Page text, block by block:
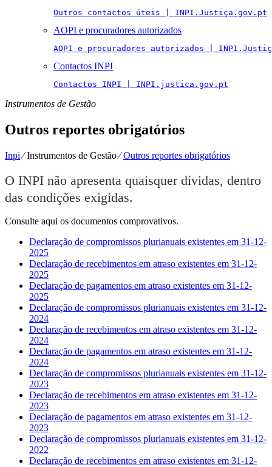
Outros contactos úteis | INPI.Justiça.gov.pt
AOPI e procuradores autorizados
AOPI e procuradores autorizados |
Contactos INPI
Contactos INPI | INPI.justica.gov.pt
Instrumentos de Gestão
Outros reportes obrigatórios
Inpi⁄Instrumentos de Gestão⁄Outros reportes obrigatórios
O INPI não apresenta quaisquer dívidas, dentro
das condições exigidas.
Consulte aqui os documentos comprovativos.
Declaração de compromissos plurianuais existentes em 31-12-
2025
Declaração de recebimentos em atraso existentes em 31-12-
2025
Declaração de pagamentos em atraso existentes em 31-12-
2025
Declaração de compromissos plurianuais existentes em 31-12-
2024
Declaração de recebimentos em atraso existentes em 31-12-
2024
Declaração de pagamentos em atraso existentes em 31-12-
2024
Declaração de compromissos plurianuais existentes em 31-12-
2023
Declaração de recebimentos em atraso existentes em 31-12-
2023
Declaração de pagamentos em atraso existentes em 31-12-
2023
Declaração de compromissos plurianuais existentes em 31-12-
2022
Declaração de recebimentos em atraso existentes em 31-12-